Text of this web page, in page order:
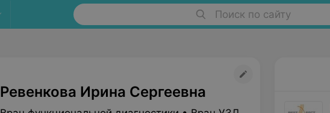
Поиск по сайту
Ревенкова Ирина Сергеевна